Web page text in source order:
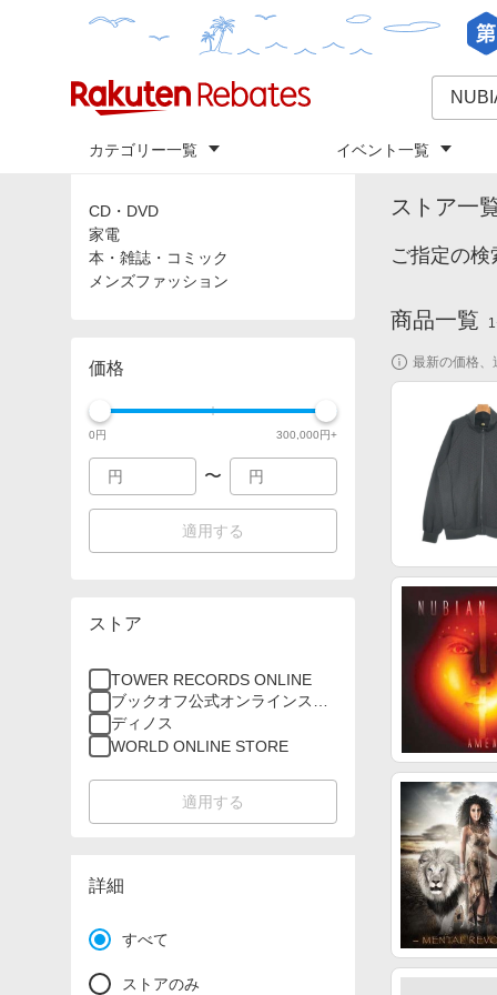
カテゴリー一覧 イベント一覧
カテゴリ
CD・DVD
家電
本・雑誌・コミック
メンズファッション
価格
0円 300,000円+
〜
適用する
ストア
TOWER RECORDS ONLINE
ブックオフ公式オンラインスト
ア
ディノス
WORLD ONLINE STORE
適用する
詳細
すべて
ストアのみ
トップ
ストア一
ご指定の
商品一覧 1
最新の価格、